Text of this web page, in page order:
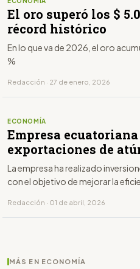
El oro superó los $
récord histórico
En lo que va de 2026, el oro
%
Redacción · 27 de enero, 2026
ECONOMÍA
Empresa
exportaciones de
La empresa ha realizado
con el objetivo de mejorar la
Redacción · 01 de abril, 2026
MÁS EN ECONOMÍA